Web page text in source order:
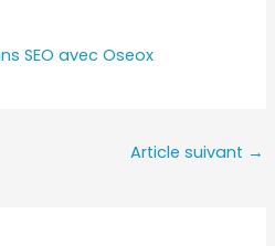
SEO avec Oseox
Article suivant →